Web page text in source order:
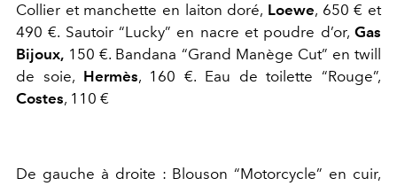
Collier et manchette en laiton doré, Loewe, 650 € et
490 €. Sautoir “Lucky” en nacre et poudre d’or, Gas
Bijoux, 150 €. Bandana “Grand Manège Cut” en twill
de soie, Hermès, 160 €. Eau de toilette “Rouge”,
Costes, 110 €
De gauche à droite : Blouson “Motorcycle” en cuir,